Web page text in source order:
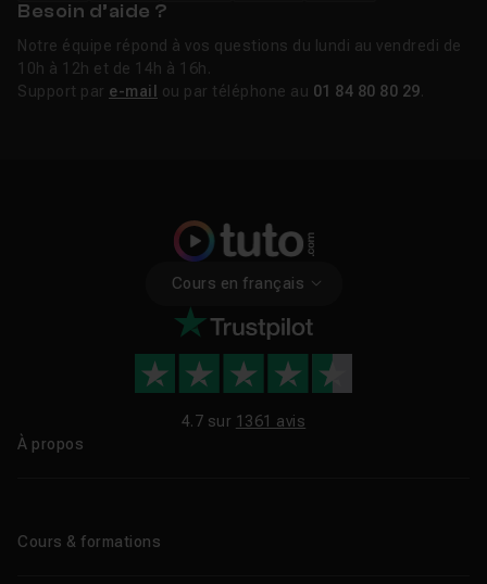
Besoin d’aide ?
Notre équipe répond à vos questions du lundi au vendredi de
10h à 12h et de 14h à 16h.
Support par e-mail ou par téléphone au 01 84 80 80 29
Cours en français
4.7 sur 1361 avis
À propos
Cours & formations